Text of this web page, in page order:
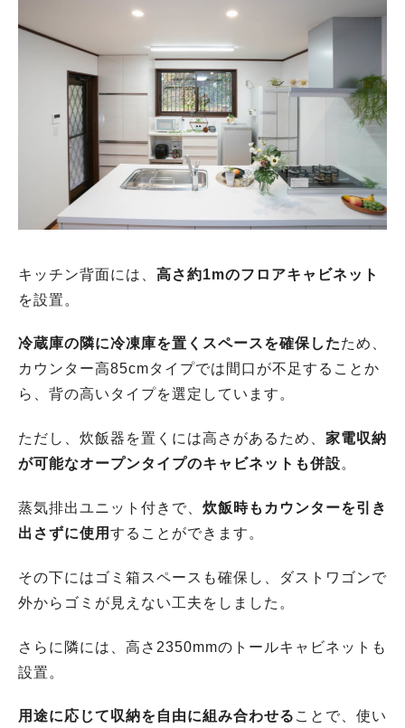
キッチン背面には、 高さ約1mのフロアキャビネット
を設置。
冷蔵庫の隣に冷凍庫を置くスペースを確保したため、
カウンター高85cmタイプでは間口が不足することか
ら、背の高いタイプを選定しています。
ただし、炊飯器を置くには高さがあるため、 家電収納
が可能なオープンタイプのキャビネットも併設。
蒸気排出ユニット付きで、 炊飯時もカウンターを引き
出さずに使用 することができます。
その下にはゴミ箱スペースも確保し、ダストワゴンで
外からゴミが見えない工夫をしました。
さらに隣には、高さ2350mmのトールキャビネットも
設置。
用途に応じて収納を自由に組み合わせる ことで、使い